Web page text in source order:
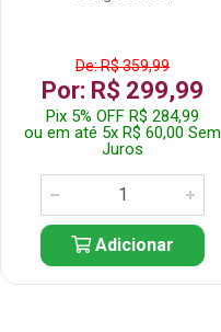
De: R$ 359,99
Por: R$ 299,99
Pix 5% OFF R$ 284,99
ou em até 5x R$ 60,00 Sem
Juros
Adicionar